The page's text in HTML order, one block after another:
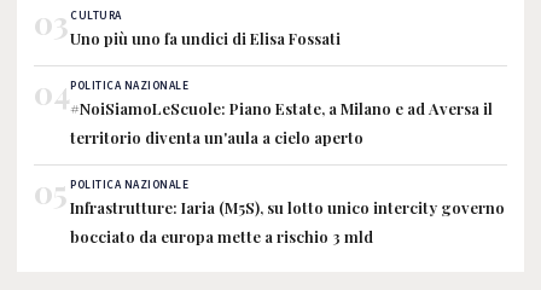
03CULTURA
Uno più uno fa undici di Elisa Fossati
04POLITICA NAZIONALE
#NoiSiamoLeScuole: Piano Estate, a Milano e ad Aversa il
territorio diventa un'aula a cielo aperto
05 POLITICA NAZIONALE
Infrastrutture: Iaria (M5S), su lotto unico intercity governo
bocciato da europa mette a rischio 3 mld